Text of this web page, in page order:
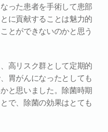
った患者を手術して患部
に貢献することは魅力的
とができないのかと思う
高リスク群として定期的
胃がんになったとしても
と思いました。除菌時期
で、除菌の効果はとても